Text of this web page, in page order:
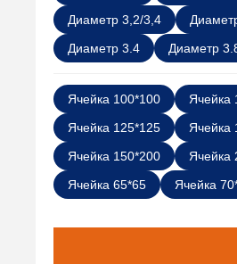
Диаметр 3,2/3,4
Диаметр 3.4
Диаметр
Ячейка 100*100 Ячейка
Ячейка 125*125
Ячейка
Ячейка 150*200
Ячейка
Ячейка 65*65
Ячейка